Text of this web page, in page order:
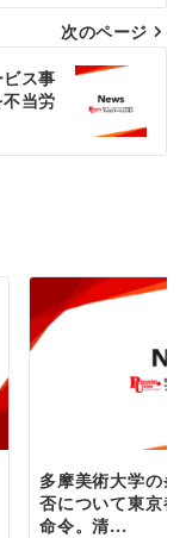
次のページ
ス事
当労
多摩美術大学の
否について東京
命令。清...